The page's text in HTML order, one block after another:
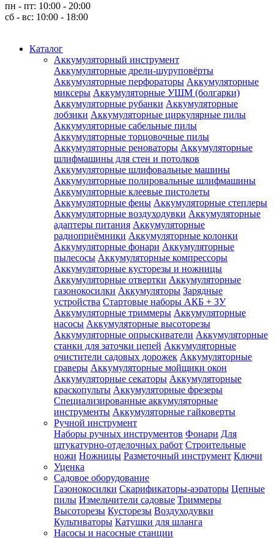
пн - пт: 10:00 - 20:00
сб - вс: 10:00 - 18:00
Каталог
Аккумуляторный инструмент
Аккумуляторные дрели-шуруповёрты
Аккумуляторные перфораторы Аккумуляторные
миксеры Аккумуляторные УШМ (болгарки)
Аккумуляторные рубанки Аккумуляторные
лобзики Аккумуляторные циркулярные пилы
Аккумуляторные сабельные пилы
Аккумуляторные торцовочные пилы
Аккумуляторные реноваторы Аккумуляторные
шлифмашины для стен и потолков
Аккумуляторные шлифовальные машины
Аккумуляторные полировальные шлифмашины
Аккумуляторные клеевые пистолеты
Аккумуляторные фены Аккумуляторные степлеры
Аккумуляторные воздуходувки Аккумуляторные
адаптеры питания Аккумуляторные
радиоприёмники Аккумуляторные колонки
Аккумуляторные фонари Аккумуляторные
пылесосы Аккумуляторные компрессоры
Аккумуляторные кусторезы и ножницы
Аккумуляторные отвертки Аккумуляторные
газонокосилки Аккумуляторы Зарядные
устройства Стартовые наборы АКБ + ЗУ
Аккумуляторные триммеры Аккумуляторные
насосы Аккумуляторные высоторезы
Аккумуляторные опрыскиватели Аккумуляторные
станки для заточки цепей Аккумуляторные
очистители садовых дорожек Аккумуляторные
граверы Аккумуляторные мойщики окон
Аккумуляторные секаторы Аккумуляторные
краскопульты Аккумуляторные фрезеры
Специализированные аккумуляторные
инструменты Аккумуляторные гайковерты
Ручной инструмент
Наборы ручных инструментов Фонари Для
штукатурно-отделочных работ Строительные
ножи Ножницы Разметочный инструмент Ключи
Уценка
Садовое оборудование
Газонокосилки Скарификаторы-аэраторы Цепные
пилы Измельчители садовые Триммеры
Высоторезы Кусторезы Воздуходувки
Культиваторы Катушки для шланга
Насосы и насосные станции